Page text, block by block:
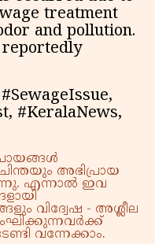
treatment
and pollution.
reportedly
#KeralaNews,
അഭിപ്രായ
എന്നാൽ ഇവ
വിദ്വേഷ - അശ്ലീല
വന്നേക്കാം.